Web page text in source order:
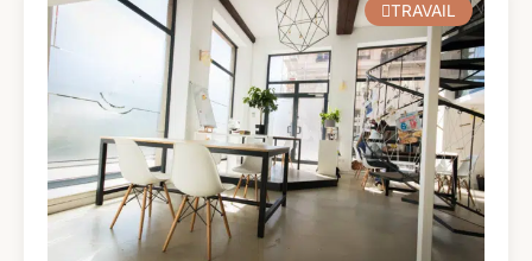
TRAVAIL